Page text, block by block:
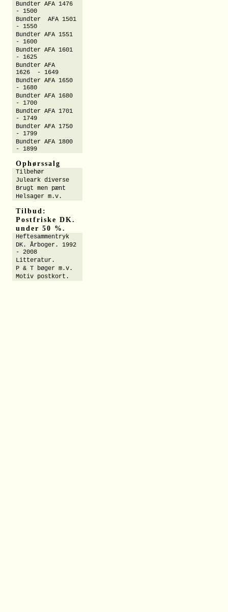
Bundter AFA 1476
- 1500
Bundter AFA 1501
- 1550
Bundter AFA 1551
- 1600
Bundter AFA 1601
- 1625
Bundter AFA
1626 - 1649
Bundter AFA 1650
- 1680
Bundter AFA 1680
- 1700
Bundter AFA 1701
- 1749
Bundter AFA 1750
- 1799
Bundter AFA 1800
- 1899
Ophørssalg
Tilbehør
Juleark diverse
Brugt men pænt
Helsager m.v.
Tilbud:
Postfriske DK.
under 50 %.
Heftesammentryk
DK. Årboger. 1992
- 2008
Litteratur.
P & T bøger m.v.
Motiv postkort.